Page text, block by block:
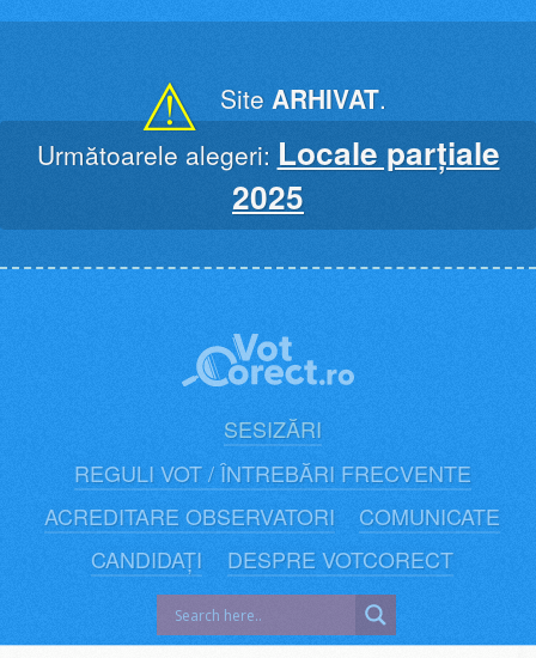
⚠ Site ARHIVAT.
Următoarele alegeri: Locale parțiale
2025
SESIZĂRI
REGULI VOT / ÎNTREBĂRI FRECVENTE
ACREDITARE OBSERVATORI
COMUNICATE
CANDIDAȚI
DESPRE VOTCORECT